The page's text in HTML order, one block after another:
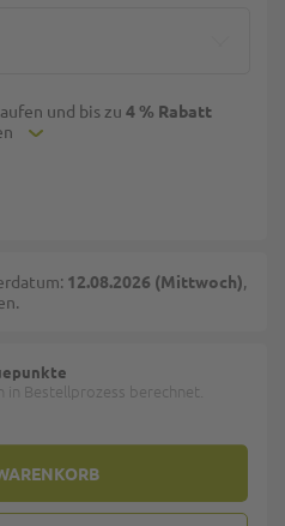
und bis zu 4 % Rabatt
12.08.2026 (Mittwoch),
in Bestellprozess berechnet.